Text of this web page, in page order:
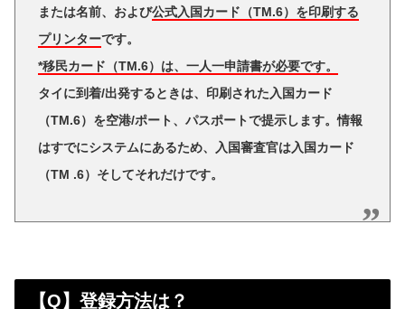
または名前、および公式入国カード（TM.6）を印刷する
プリンターです。
*移民カード（TM.6）は、一人一申請書が必要です。
タイに到着/出発するときは、印刷された入国カード
（TM.6）を空港/ポート、パスポートで提示します。情報
はすでにシステムにあるため、入国審査官は入国カード
（TM .6）そしてそれだけです。
【Q】登録方法は？